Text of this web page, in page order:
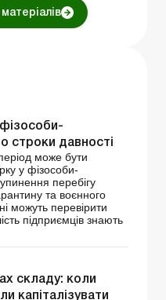
строки давності
може бути
у фізособи-
перебігу
та воєнного
можуть перевірити
підприємців знають
складу: коли
капіталізувати